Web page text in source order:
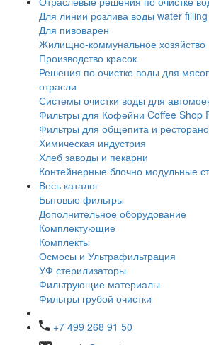
Для линии розлива воды water
Для пивоварен
Жилищно-коммунальное хозяйство
Производство красок
Решения по очистке воды для
отрасли
Системы очистки воды для
Фильтры для Кофейни Coffee Shop
Фильтры для общепита и
Химическая индустрия
Хлеб заводы и пекарни
Контейнерные блочно модульные
Весь каталог
Бытовые фильтры
Дополнительное оборудование
Комплектующие
Комплекты
Осмосы и Ультрафильтрация
УФ стерилизаторы
Фильтрующие материалы
Фильтры грубой очистки
+7 499 268 91 50